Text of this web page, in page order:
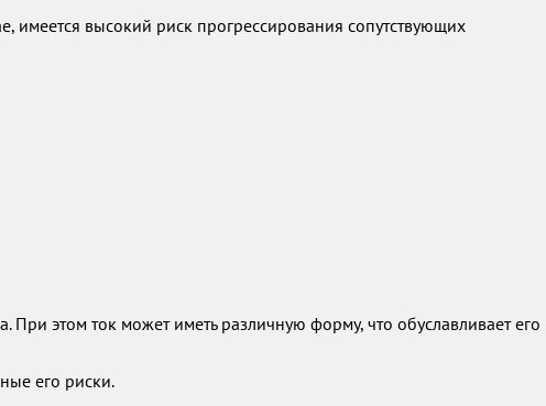
имеется высокий риск прогрессирования сопутствующих
этом ток может иметь различную форму, что обуславливает его
его риски.